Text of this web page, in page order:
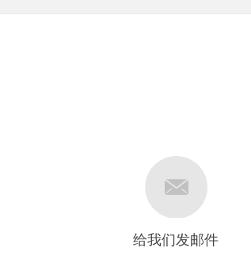
给我们发邮件